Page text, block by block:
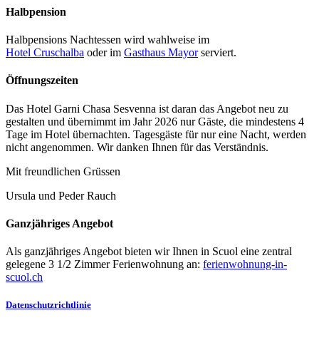
Halbpension
Halbpensions Nachtessen wird wahlweise im
Hotel Cruschalba oder im Gasthaus Mayorserviert.
Öffnungszeiten
Das Hotel Garni Chasa Sesvenna ist daran das Angebot neu zu
gestalten und übernimmt im Jahr 2026 nur Gäste, die mindestens 4
Tage im Hotel übernachten. Tagesgäste für nur eine Nacht, werden
nicht angenommen. Wir danken Ihnen für das Verständnis.
Mit freundlichen Grüssen
Ursula und Peder Rauch
Ganzjähriges Angebot
Als ganzjähriges Angebot bieten wir Ihnen in Scuol eine zentral
gelegene 3 1/2 Zimmer Ferienwohnung an: ferienwohnung-in-
scuol.ch
Datenschutzrichtlinie